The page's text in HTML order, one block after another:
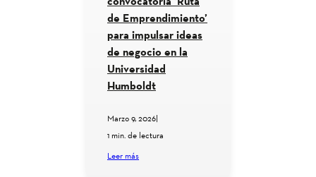
de Emprendimiento’
para impulsar ideas
de negocio en la
Universidad
Humboldt
Marzo 9, 2026
1 min. de lectura
Leer más